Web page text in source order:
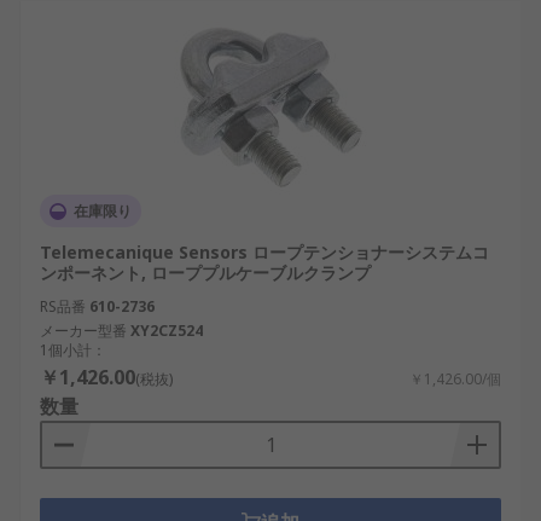
在庫限り
Telemecanique Sensors ロープテンショナーシステムコ
ンポーネント, ローププルケーブルクランプ
RS品番 610-2736
メーカー型番 XY2CZ524
1個小計：
￥1,426.00(税抜) ￥1,426.00/個
数量